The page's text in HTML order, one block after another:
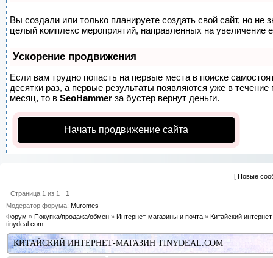
Вы создали или только планируете создать свой сайт, но не
целый комплекс мероприятий, направленных на увеличение
Ускорение продвижения
Если вам трудно попасть на первые места в поиске
десятки раз, а первые результаты появляются уже в
месяц, то в SeoHammer за бустер вернут деньги.
Начать продвижение сайта
[ Новые
Страница 1 из 1
1
Модератор форума: Muromes
Форум » Покупка/продажа/обмен » Интернет-магазины и почта » Китайский
tinydeal.com
КИТАЙСКИЙ ИНТЕРНЕТ-МАГАЗИН TINYDEAL.COM